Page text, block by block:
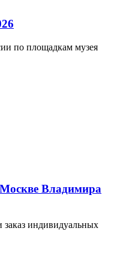
по площадкам музея
Владимира
индивидуальных